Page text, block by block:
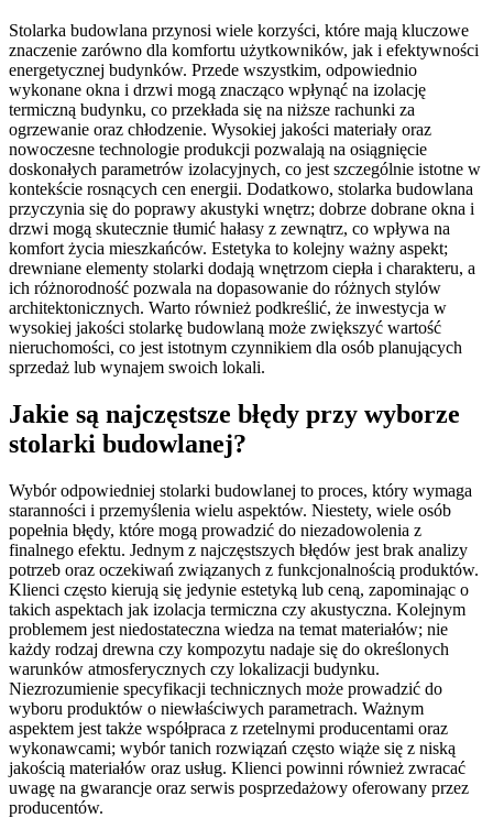
Stolarka budowlana przynosi wiele korzyści, które mają kluczowe
znaczenie zarówno dla komfortu użytkowników, jak i efektywności
energetycznej budynków. Przede wszystkim, odpowiednio
wykonane okna i drzwi mogą znacząco wpłynąć na izolację
termiczną budynku, co przekłada się na niższe rachunki za
ogrzewanie oraz chłodzenie. Wysokiej jakości materiały oraz
nowoczesne technologie produkcji pozwalają na osiągnięcie
doskonałych parametrów izolacyjnych, co jest szczególnie istotne w
kontekście rosnących cen energii. Dodatkowo, stolarka budowlana
przyczynia się do poprawy akustyki wnętrz; dobrze dobrane okna i
drzwi mogą skutecznie tłumić hałasy z zewnątrz, co wpływa na
komfort życia mieszkańców. Estetyka to kolejny ważny aspekt;
drewniane elementy stolarki dodają wnętrzom ciepła i charakteru, a
ich różnorodność pozwala na dopasowanie do różnych stylów
architektonicznych. Warto również podkreślić, że inwestycja w
wysokiej jakości stolarkę budowlaną może zwiększyć wartość
nieruchomości, co jest istotnym czynnikiem dla osób planujących
sprzedaż lub wynajem swoich lokali.
Jakie są najczęstsze błędy przy wyborze
stolarki budowlanej?
Wybór odpowiedniej stolarki budowlanej to proces, który wymaga
staranności i przemyślenia wielu aspektów. Niestety, wiele osób
popełnia błędy, które mogą prowadzić do niezadowolenia z
finalnego efektu. Jednym z najczęstszych błędów jest brak analizy
potrzeb oraz oczekiwań związanych z funkcjonalnością produktów.
Klienci często kierują się jedynie estetyką lub ceną, zapominając o
takich aspektach jak izolacja termiczna czy akustyczna. Kolejnym
problemem jest niedostateczna wiedza na temat materiałów; nie
każdy rodzaj drewna czy kompozytu nadaje się do określonych
warunków atmosferycznych czy lokalizacji budynku.
Niezrozumienie specyfikacji technicznych może prowadzić do
wyboru produktów o niewłaściwych parametrach. Ważnym
aspektem jest także współpraca z rzetelnymi producentami oraz
wykonawcami; wybór tanich rozwiązań często wiąże się z niską
jakością materiałów oraz usług. Klienci powinni również zwracać
uwagę na gwarancje oraz serwis posprzedażowy oferowany przez
producentów.